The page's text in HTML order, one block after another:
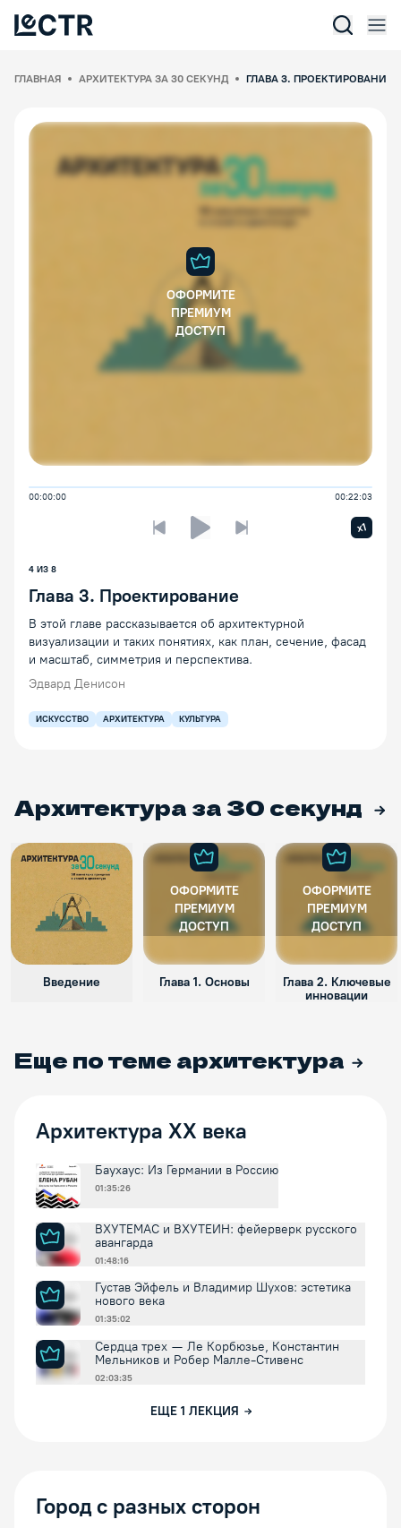
ГЛАВНАЯ АРХИТЕКТУРА ЗА 30 СЕКУНД ГЛАВА 3. ПРОЕКТИРОВАНИЕ
ОФОРМИТЕ
ПРЕМИУМ
ДОСТУП
00:00:00 00:22:03
Предыдущая лекцияСледующая лекция
x1
4 ИЗ 8
Глава 3. Проектирование
В этой главе рассказывается об архитектурной
визуализации и таких понятиях, как план, сечение, фасад
и масштаб, симметрия и перспектива.
Эдвард Денисон
ИСКУССТВО АРХИТЕКТУРА КУЛЬТУРА
Архитектура за 30 секунд
Введение
ОФОРМИТЕ
ПРЕМИУМ
ДОСТУП
Глава 1. Основы
ОФОРМИТЕ
ПРЕМИУМ
ДОСТУП
Глава 2. Ключевые
инновации
Еще по теме архитектура
Архитектура XX века
Баухаус: Из Германии в Россию
01:35:26
ВХУТЕМАС и ВХУТЕИН: фейерверк русского
авангарда
01:48:16
Густав Эйфель и Владимир Шухов: эстетика
нового века
01:35:02
Сердца трех — Ле Корбюзье, Константин
Мельников и Робер Малле-Стивенс
02:03:35
ЕЩЕ 1 ЛЕКЦИЯ
Город с разных сторон